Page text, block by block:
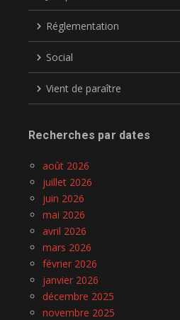
Réglementation
Social
Vient de paraître
Recherches par dates
août 2026
juillet 2026
juin 2026
mai 2026
avril 2026
mars 2026
février 2026
janvier 2026
décembre 2025
novembre 2025